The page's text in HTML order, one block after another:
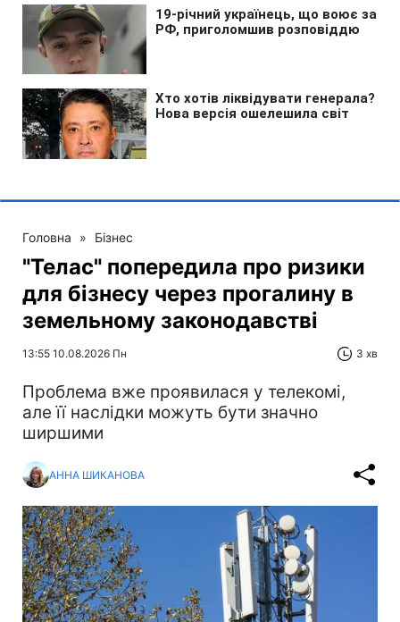
Головна » Бізнес
"Телас" попередила про ризики
для бізнесу через прогалину в
земельному законодавстві
13:55 10.08.2026 Пн 3 хв
Проблема вже проявилася у телекомі,
але її наслідки можуть бути значно
ширшими
АННА ШИКАНОВА